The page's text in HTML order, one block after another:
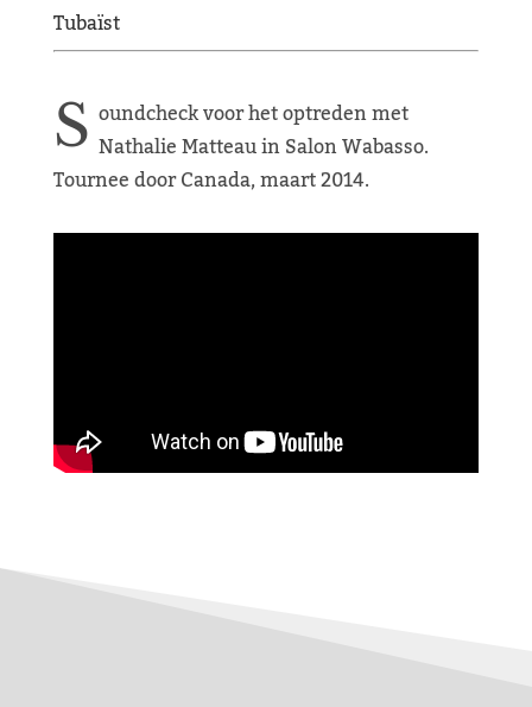
Tubaïst
S oundcheck voor het optreden met
Nathalie Matteau in Salon Wabasso.
Tournee door Canada, maart 2014.